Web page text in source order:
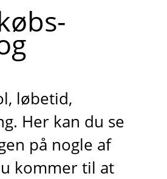
løbetid,
Her kan du se
på nogle af
kommer til at